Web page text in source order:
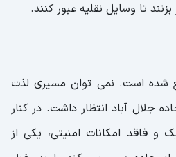
تا وسایل نقلیه عبور کنند.
شده است. نمی توان مسیری لذت
جلال آباد انتظار داشت. در کنار
و فاقد امکانات امنیتی، یکی از